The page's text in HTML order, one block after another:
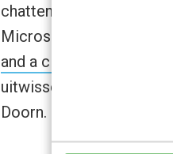
chatten.
Microsoft heeft op
and a cloud’
Dit komt
uitwisselbaar moet zijn
Doorn.